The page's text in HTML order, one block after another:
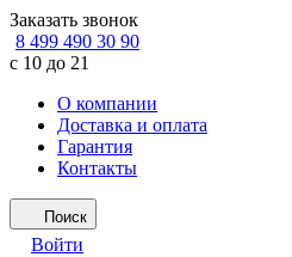
Заказать звонок
8 499 490 30 90
с 10 до 21
О компании
Доставка и оплата
Гарантия
Контакты
Поиск
Войти